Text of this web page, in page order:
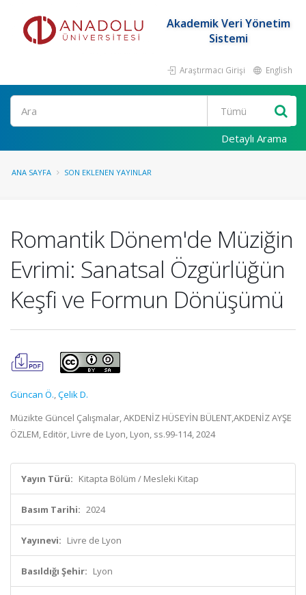
Akademik Veri Yönetim
Sistemi
Araştırmacı Girişi English
Ara
Detaylı Arama
ANA SAYFA SON EKLENEN YAYINLAR
Romantik Dönem'de Müziğin
Evrimi: Sanatsal Özgürlüğün
Keşfi ve Formun Dönüşümü
Güncan Ö.,Çelik D.
Müzikte Güncel Çalışmalar, AKDENİZ HÜSEYİN BÜLENT,AKDENİZ AYŞE
ÖZLEM, Editör, Livre de Lyon, Lyon, ss.99-114, 2024
Yayın Türü: Kitapta Bölüm / Mesleki Kitap
Basım Tarihi: 2024
Yayınevi: Livre de Lyon
Basıldığı Şehir: Lyon